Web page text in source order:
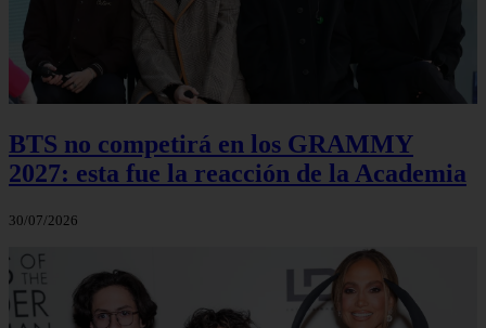
BTS no competirá en los GRAMMY
2027: esta fue la reacción de la Academia
30/07/2026